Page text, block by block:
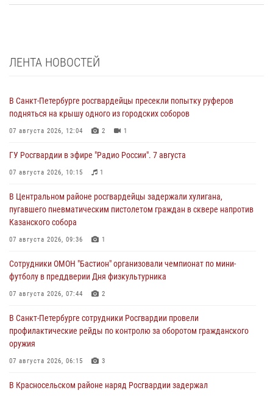
ЛЕНТА НОВОСТЕЙ
В Санкт-Петербурге росгвардейцы пресекли попытку руферов
подняться на крышу одного из городских соборов
07 августа 2026, 12:04 2 1
ГУ Росгвардии в эфире "Радио России". 7 августа
07 августа 2026, 10:15 1
В Центральном районе росгвардейцы задержали хулигана,
пугавшего пневматическим пистолетом граждан в сквере напротив
Казанского собора
07 августа 2026, 09:36 1
Сотрудники ОМОН "Бастион" организовали чемпионат по мини-
футболу в преддверии Дня физкультурника
07 августа 2026, 07:44 2
В Санкт-Петербурге сотрудники Росгвардии провели
профилактические рейды по контролю за оборотом гражданского
оружия
07 августа 2026, 06:15 3
В Красносельском районе наряд Росгвардии задержал